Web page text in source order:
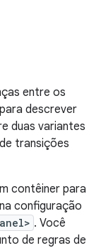
entre os
descrever
duas variantes
transições
contêiner para
na configuração
. Você
de regras de